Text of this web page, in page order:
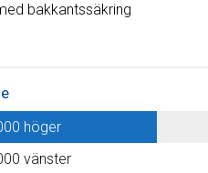
bakkantssäkring
höger
vänster